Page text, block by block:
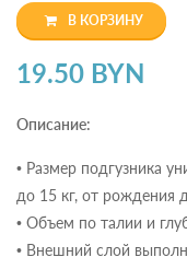
В КОРЗИНУ
19.50 BYN
Описание:
• Размер подгузника
до 15 кг, от рождения
• Объем по талии и
• Внешний слой